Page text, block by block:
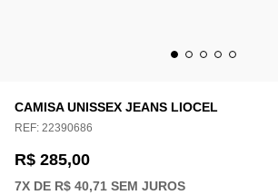
CAMISA UNISSEX JEANS LIOCEL
REF: 22390686
R$ 285,00
7X DE R$ 40,71 SEM JUROS